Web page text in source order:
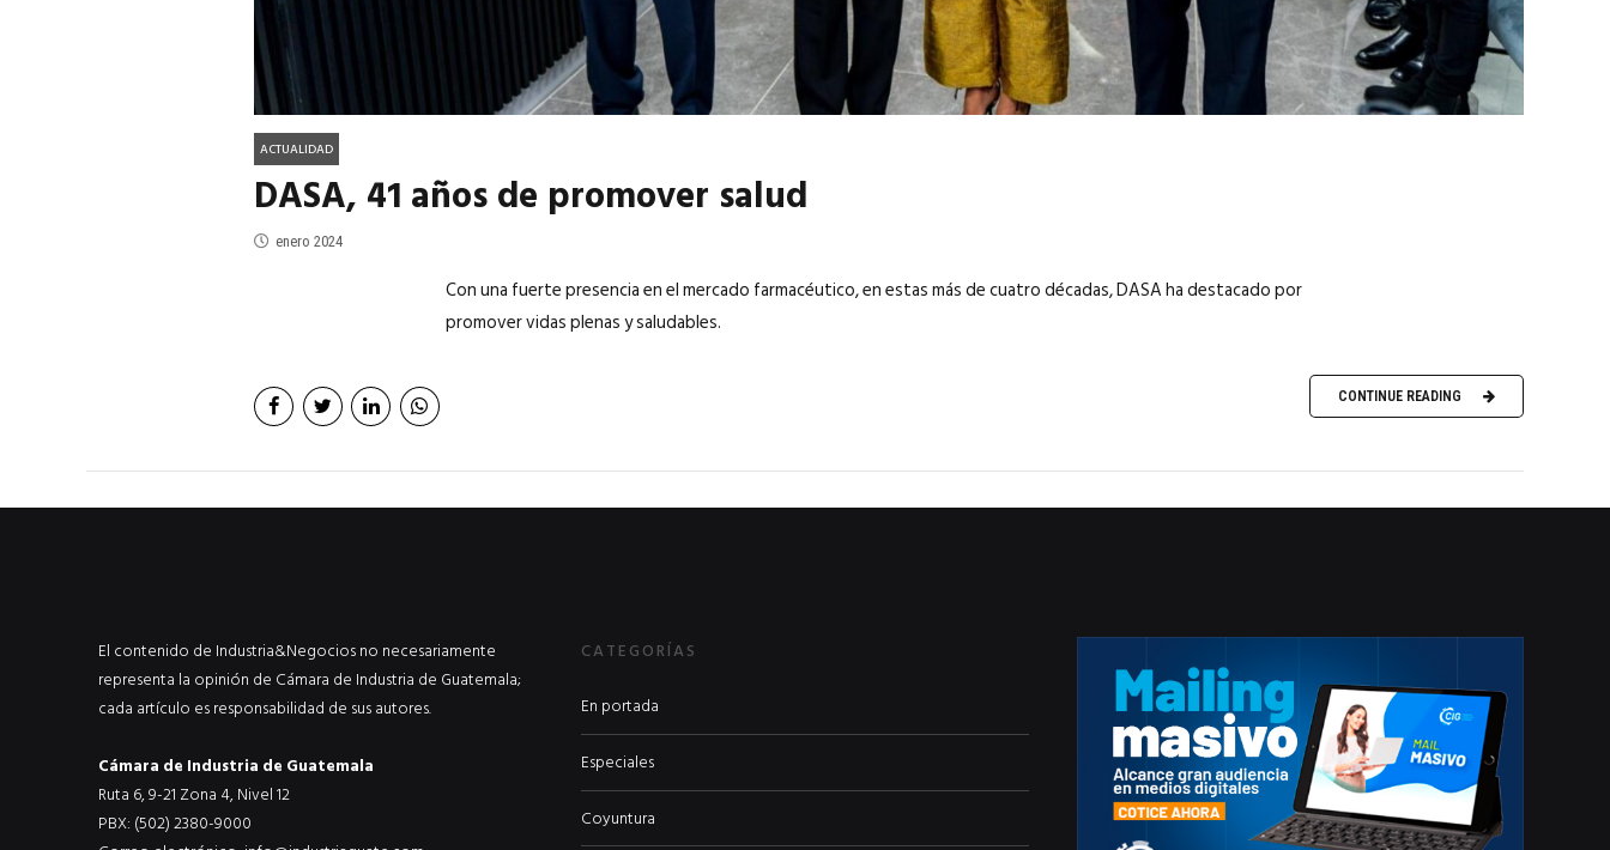
ACTUALIDAD
DASA, 41 años de promover salud
enero 2024
Con una fuerte presencia en el mercado farmacéutico, en estas más de cuatro décadas, DASA ha destacado por
promover vidas plenas y saludables.
CONTINUE READING
El contenido de Industria&Negocios no necesariamente
representa la opinión de Cámara de Industria de Guatemala;
cada artículo es responsabilidad de sus autores.
Cámara de Industria de Guatemala
Ruta 6, 9-21 Zona 4, Nivel 12
PBX: (502) 2380-9000
CATEGORÍAS
En portada
Especiales
Coyuntura